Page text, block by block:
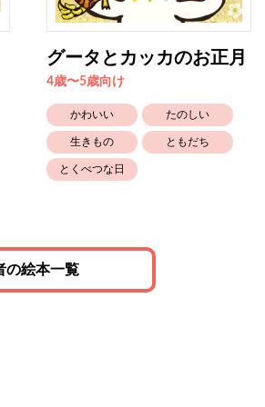
グータとカッカのお正月
4歳〜5歳向け
かわいい たのしい
生きもの ともだち
とくべつな日
の絵本一覧